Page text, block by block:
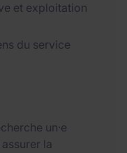
et exploitation
du service
un·e
la